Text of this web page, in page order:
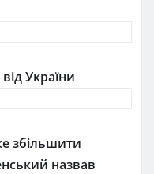
України
збільшити
назвав